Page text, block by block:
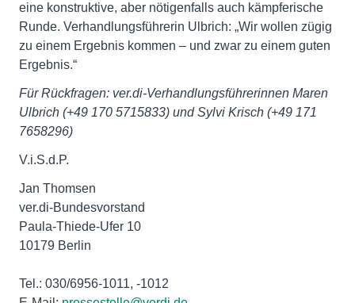
eine konstruktive, aber nötigenfalls auch kämpferische
Runde. Verhandlungsführerin Ulbrich: „Wir wollen zügig
zu einem Ergebnis kommen – und zwar zu einem guten
Ergebnis.“
Für Rückfragen: ver.di-Verhandlungsführerinnen Maren
Ulbrich (+49 170 5715833) und Sylvi Krisch (+49 171
7658296)
V.i.S.d.P.
Jan Thomsen
ver.di-Bundesvorstand
Paula-Thiede-Ufer 10
10179 Berlin
Tel.: 030/6956-1011, -1012